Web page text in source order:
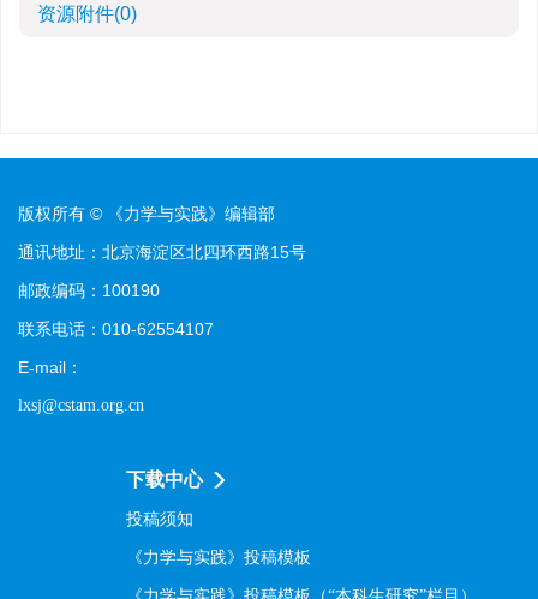
资源附件(0)
版权所有 © 《力学与实践》编辑部
通讯地址：北京海淀区北四环西路15号
邮政编码：100190
联系电话：010-62554107
E-mail：
lxsj@cstam.org.cn
下载中心
投稿须知
《力学与实践》投稿模板